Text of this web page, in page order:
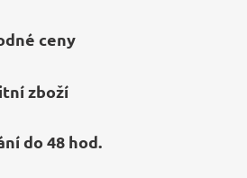
ceny
zboží
do 48 hod.